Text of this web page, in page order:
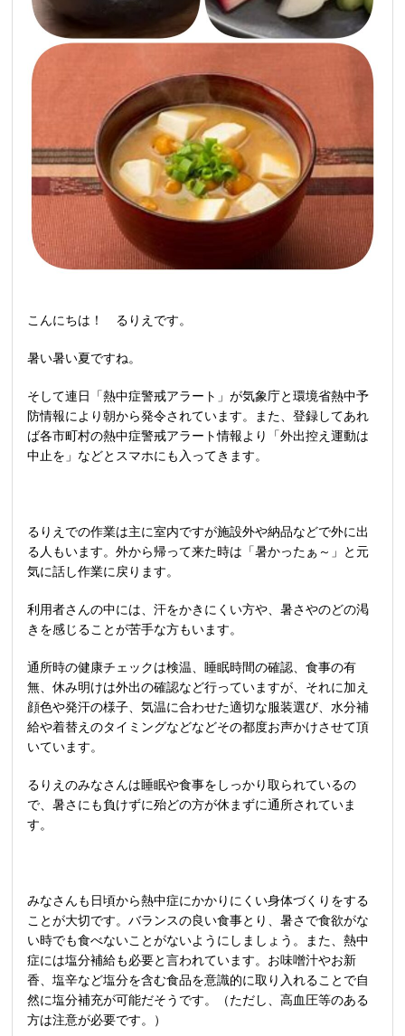
こんにちは！ るりえです。
暑い暑い夏ですね。
そして連日「熱中症警戒アラート」が気象庁と環境省熱中予
防情報により朝から発令されています。また、登録してあれ
ば各市町村の熱中症警戒アラート情報より「外出控え運動は
中止を」などとスマホにも入ってきます。
るりえでの作業は主に室内ですが施設外や納品などで外に出
る人もいます。外から帰って来た時は「暑かったぁ～」と元
気に話し作業に戻ります。
利用者さんの中には、汗をかきにくい方や、暑さやのどの渇
きを感じることが苦手な方もいます。
通所時の健康チェックは検温、睡眠時間の確認、食事の有
無、休み明けは外出の確認など行っていますが、それに加え
顔色や発汗の様子、気温に合わせた適切な服装選び、水分補
給や着替えのタイミングなどなどその都度お声かけさせて頂
いています。
るりえのみなさんは睡眠や食事をしっかり取られているの
で、暑さにも負けずに殆どの方が休まずに通所されていま
す。
みなさんも日頃から熱中症にかかりにくい身体づくりをする
ことが大切です。バランスの良い食事とり、暑さで食欲がな
い時でも食べないことがないようにしましょう。また、熱中
症には塩分補給も必要と言われています。お味噌汁やお新
香、塩辛など塩分を含む食品を意識的に取り入れることで自
然に塩分補充が可能だそうです。（ただし、高血圧等のある
方は注意が必要です。）